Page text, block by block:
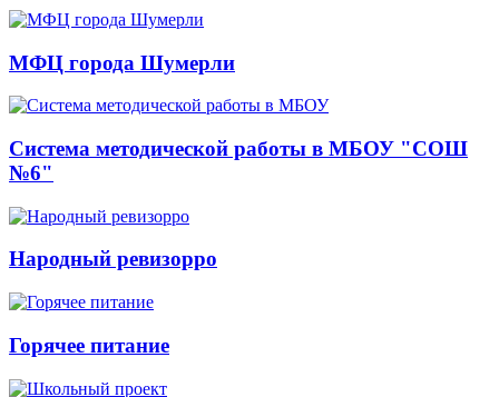
МФЦ города Шумерли
Система методической работы в МБОУ "СОШ
№6"
Народный ревизорро
Горячее питание